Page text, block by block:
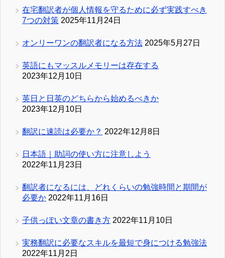
在宅翻訳者が個人情報を守るために必ず実践すべき
7つの対策 2025年11月24日
オンリーワンの翻訳者になる方法 2025年5月27日
英語にもマッスルメモリーは存在する
2023年12月10日
英日と日英のどちらから始めるべきか
2023年12月10日
翻訳に速読は必要か？ 2022年12月8日
日本語｜助詞の使い方に注意しよう
2022年11月23日
翻訳者になるには、どれくらいの勉強時間と期間が
必要か 2022年11月16日
子供っぽい文章の書き方 2022年11月10日
実務翻訳に必要なスキルを最短で身につける勉強法
2022年11月2日